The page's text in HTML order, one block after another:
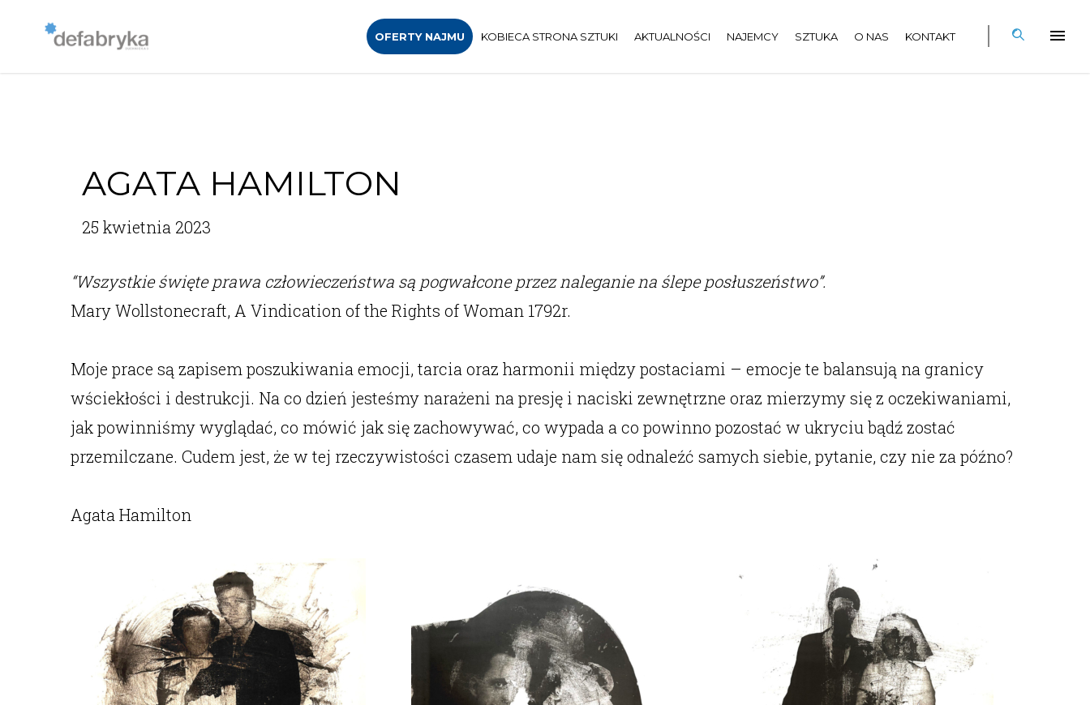
OFERTY NAJMU KOBIECA STRONA SZTUKI AKTUALNOŚCI NAJEMCY SZTUKA O NAS KONTAKT
AGATA HAMILTON
25 kwietnia 2023
“Wszystkie święte prawa człowieczeństwa są pogwałcone przez naleganie na ślepe posłuszeństwo”.
Mary Wollstonecraft, A Vindication of the Rights of Woman 1792r.
Moje prace są zapisem poszukiwania emocji, tarcia oraz harmonii między postaciami – emocje te balansują na granicy
wściekłości i destrukcji. Na co dzień jesteśmy narażeni na presję i naciski zewnętrzne oraz mierzymy się z oczekiwaniami,
jak powinniśmy wyglądać, co mówić jak się zachowywać, co wypada a co powinno pozostać w ukryciu bądź zostać
przemilczane. Cudem jest, że w tej rzeczywistości czasem udaje nam się odnaleźć samych siebie, pytanie, czy nie za późno?
Agata Hamilton